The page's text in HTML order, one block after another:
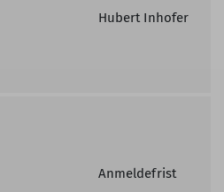
Hubert Inhofer
Anmeldefrist